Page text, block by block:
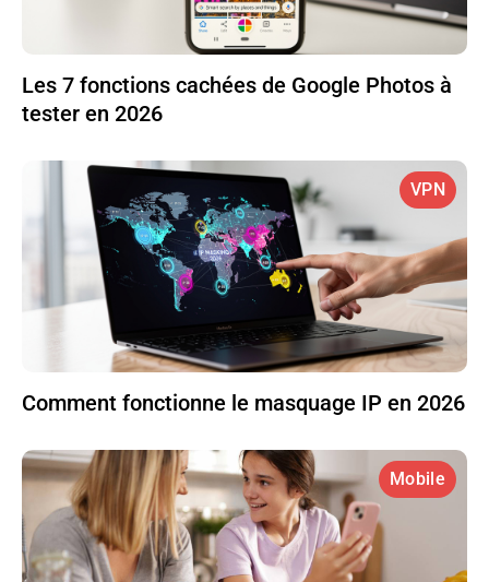
Les 7 fonctions cachées de Google Photos à
tester en 2026
VPN
Comment fonctionne le masquage IP en 2026
Mobile